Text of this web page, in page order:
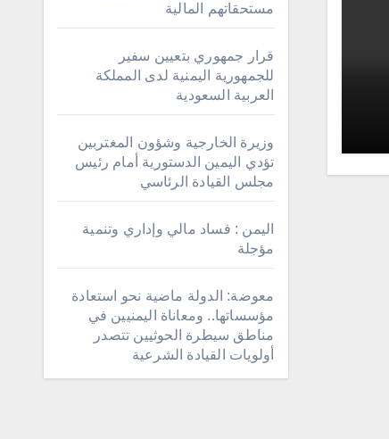
مستحقاتهم المالية
قرار جمهوري بتعيين سفير
للجمهورية اليمنية لدى المملكة
العربية السعودية
وزيرة الخارجية وشؤون المغتربين
تؤدي اليمين الدستورية أمام رئيس
مجلس القيادة الرئاسي
اليمن : فساد مالي وإداري وتنمية
مؤجلة
معوضة: الدولة ماضية نحو استعادة
مؤسساتها.. ومعاناة اليمنيين في
مناطق سيطرة الحوثيين تتصدر
أولويات القيادة الشرعية